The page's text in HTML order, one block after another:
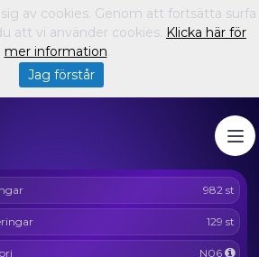
982 st
129 st
N06
av cookies. Genom att fortsätta surfa
att vi använder cookies. Klicka här för
mer information.
Jag förstår